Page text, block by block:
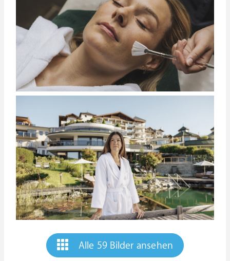
Alle 59 Bilder ansehen